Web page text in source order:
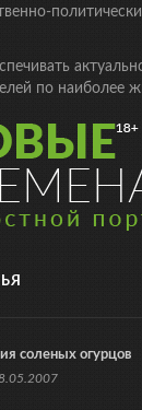
по наиболее
соленых огурцов